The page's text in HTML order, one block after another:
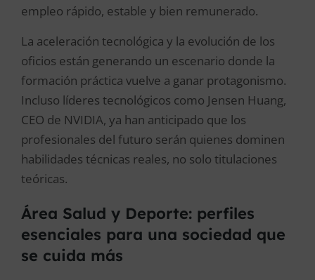
empleo rápido, estable y bien remunerado.
La aceleración tecnológica y la evolución de los
oficios están generando un escenario donde la
formación práctica vuelve a ganar protagonismo.
Incluso líderes tecnológicos como Jensen Huang,
CEO de NVIDIA, ya han anticipado que los
profesionales del futuro serán quienes dominen
habilidades técnicas reales, no solo titulaciones
teóricas.
Área Salud y Deporte: perfiles
esenciales para una sociedad que
se cuida más